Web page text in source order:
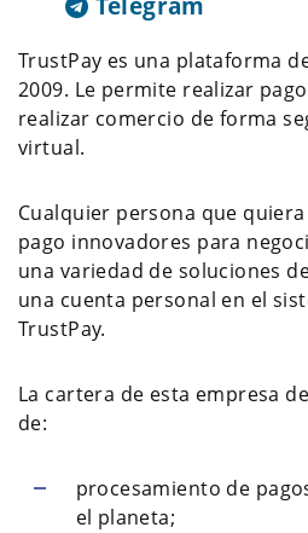
Telegram
TrustPay es una plataforma
2009. Le permite realizar
realizar comercio de forma
virtual.
Cualquier persona que
pago innovadores para
una variedad de soluciones
una cuenta personal en el
TrustPay.
La cartera de esta empresa
de:
procesamiento de
el planeta;